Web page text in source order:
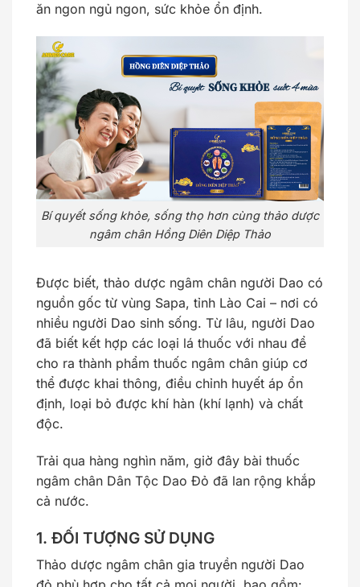
ăn ngon ngủ ngon, sức khỏe ổn định.
Bí quyết sống khỏe, sống thọ hơn cùng thảo dược
ngâm chân Hồng Diên Diệp Thảo
Được biết, thảo dược ngâm chân người Dao có
nguồn gốc từ vùng Sapa, tỉnh Lào Cai – nơi có
nhiều người Dao sinh sống. Từ lâu, người Dao
đã biết kết hợp các loại lá thuốc với nhau để
cho ra thành phẩm thuốc ngâm chân giúp cơ
thể được khai thông, điều chỉnh huyết áp ổn
định, loại bỏ được khí hàn (khí lạnh) và chất
độc.
Trải qua hàng nghìn năm, giờ đây bài thuốc
ngâm chân Dân Tộc Dao Đỏ đã lan rộng khắp
cả nước.
1. ĐỐI TƯỢNG SỬ DỤNG
Thảo dược ngâm chân gia truyền người Dao